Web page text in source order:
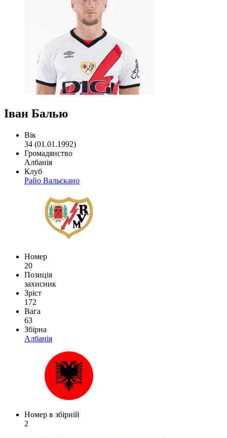
Іван Балью
Вік
34 (01.01.1992)
Громадянство
Албанія
Клуб
Райо Вальєкано
Номер
20
Позиція
захисник
Зріст
172
Вага
63
Збірна
Албанія
Номер в збірній
2